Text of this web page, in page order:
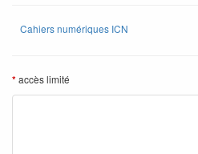
Cahiers numériques ICN
*accès limité